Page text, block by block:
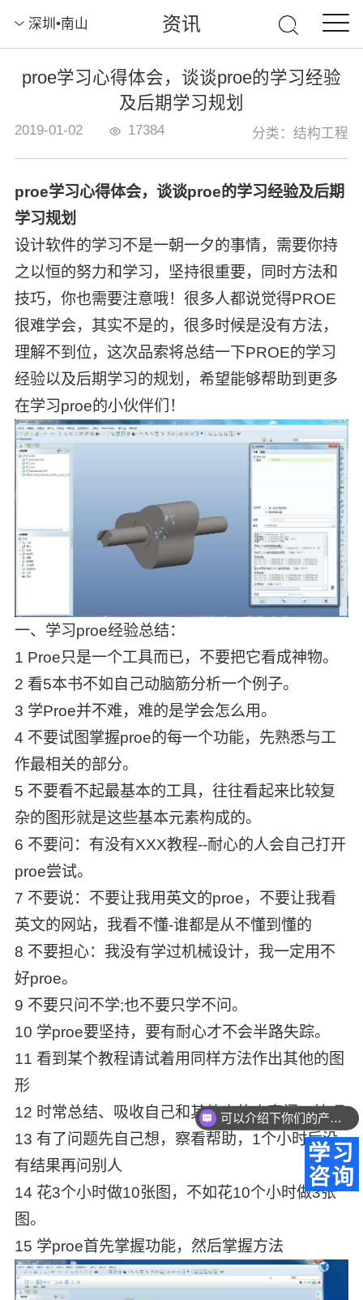
深圳•南山 资讯
proe学习心得体会，谈谈proe的学习经验
及后期学习规划
2019-01-02 17384 分类：结构工程
proe学习心得体会，谈谈proe的学习经验及后期
学习规划
设计软件的学习不是一朝一夕的事情，需要你持
之以恒的努力和学习，坚持很重要，同时方法和
技巧，你也需要注意哦！很多人都说觉得PROE
很难学会，其实不是的，很多时候是没有方法，
理解不到位，这次品索将总结一下PROE的学习
经验以及后期学习的规划，希望能够帮助到更多
在学习proe的小伙伴们！
一、学习proe经验总结：
1 Proe只是一个工具而已，不要把它看成神物。
2 看5本书不如自己动脑筋分析一个例子。
3 学Proe并不难，难的是学会怎么用。
4 不要试图掌握proe的每一个功能，先熟悉与工
作最相关的部分。
5 不要看不起最基本的工具，往往看起来比较复
杂的图形就是这些基本元素构成的。
6 不要问：有没有XXX教程--耐心的人会自己打开
proe尝试。
7 不要说：不要让我用英文的proe，不要让我看
英文的网站，我看不懂-谁都是从不懂到懂的
8 不要担心：我没有学过机械设计，我一定用不
好proe。
9 不要只问不学;也不要只学不问。
10 学proe要坚持，要有耐心才不会半路失踪。
11 看到某个教程请试着用同样方法作出其他的图
形
12 时常总结、吸收自己和其他人的小窍门、技巧
13 有了问题先自己想，察看帮助，1个小时后没
有结果再问别人
14 花3个小时做10张图，不如花10个小时做3张
图。
15 学proe首先掌握功能，然后掌握方法
可以介绍下你们的产品么？